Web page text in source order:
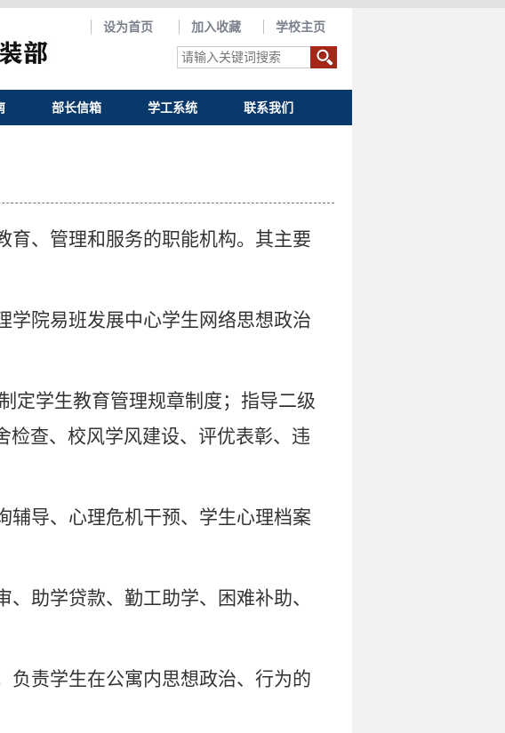
设为首页 加入收藏 学校主页
部长信箱 学工系统 联系我们
育、管理和服务的职能机构。其主要
学院易班发展中心学生网络思想政治
制定学生教育管理规章制度；指导二级
检查、校风学风建设、评优表彰、违
辅导、心理危机干预、学生心理档案
助学贷款、勤工助学、困难补助、
负责学生在公寓内思想政治、行为的